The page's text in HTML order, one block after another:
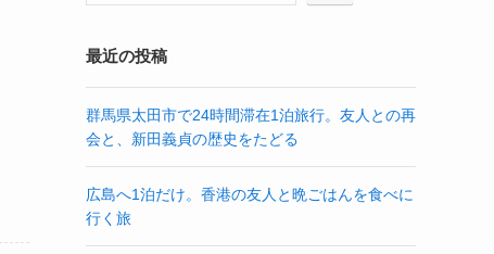
最近の投稿
群馬県太田市で24時間滞在1泊旅行。友人との再
会と、新田義貞の歴史をたどる
広島へ1泊だけ。香港の友人と晩ごはんを食べに
行く旅